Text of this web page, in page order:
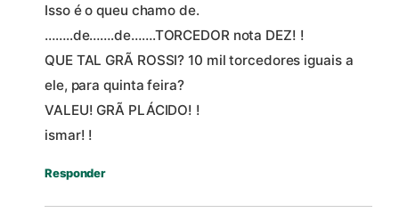
Isso é o queu chamo de.
……..de…….de…….TORCEDOR nota DEZ! !
QUE TAL GRÃ ROSSI? 10 mil torcedores iguais a
ele, para quinta feira?
VALEU! GRÃ PLÁCIDO! !
ismar! !
Responder